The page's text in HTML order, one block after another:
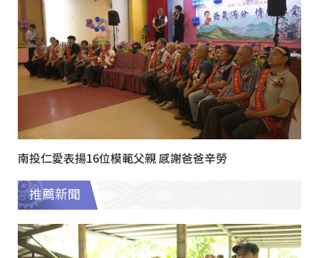
南投仁愛表揚16位模範父親 感謝爸爸辛勞
推薦新聞